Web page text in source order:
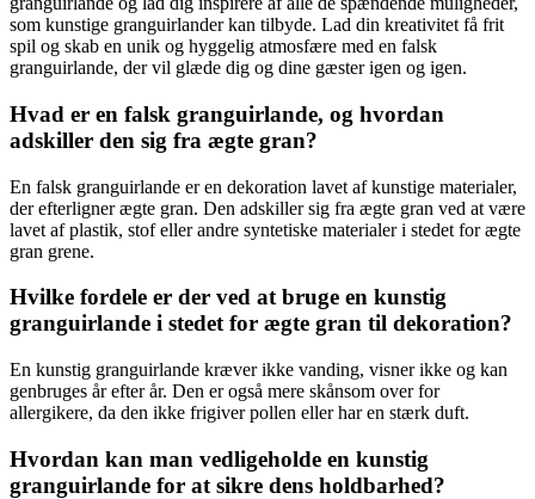
som kunstige granguirlander kan tilbyde. Lad din kreativitet få frit
spil og skab en unik og hyggelig atmosfære med en falsk
granguirlande, der vil glæde dig og dine gæster igen og igen.
Hvad er en falsk granguirlande, og hvordan
adskiller den sig fra ægte gran?
En falsk granguirlande er en dekoration lavet af kunstige materialer,
der efterligner ægte gran. Den adskiller sig fra ægte gran ved at være
lavet af plastik, stof eller andre syntetiske materialer i stedet for ægte
gran grene.
Hvilke fordele er der ved at bruge en kunstig
granguirlande i stedet for ægte gran til dekoration?
En kunstig granguirlande kræver ikke vanding, visner ikke og kan
genbruges år efter år. Den er også mere skånsom over for
allergikere, da den ikke frigiver pollen eller har en stærk duft.
Hvordan kan man vedligeholde en kunstig
granguirlande for at sikre dens holdbarhed?